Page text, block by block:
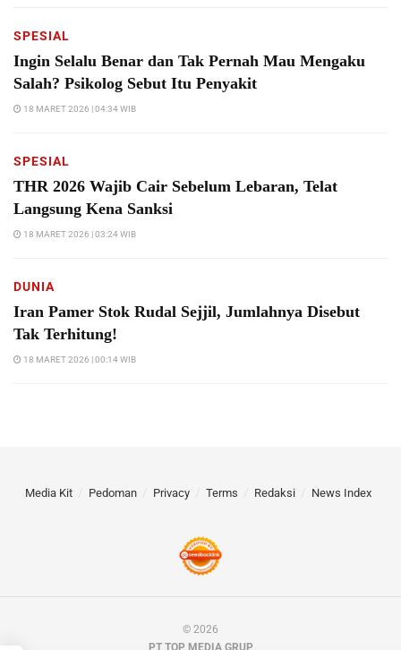
SPESIAL
Ingin Selalu Benar dan Tak Pernah Mau Mengaku
Salah? Psikolog Sebut Itu Penyakit
18 MARET 2026 | 04:34 WIB
SPESIAL
THR 2026 Wajib Cair Sebelum Lebaran, Telat
Langsung Kena Sanksi
18 MARET 2026 | 03:24 WIB
DUNIA
Iran Pamer Stok Rudal Sejjil, Jumlahnya Disebut
Tak Terhitung!
18 MARET 2026 | 00:14 WIB
Media Kit Pedoman Privacy Terms Redaksi News Index
© 2026
PT TOP MEDIA GRUP